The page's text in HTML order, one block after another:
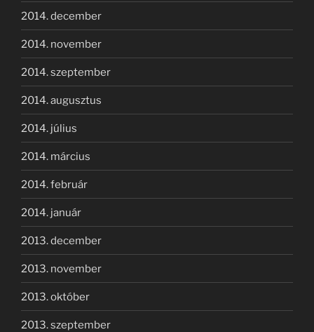
2014. december
2014. november
2014. szeptember
2014. augusztus
2014. július
2014. március
2014. február
2014. január
2013. december
2013. november
2013. október
2013. szeptember